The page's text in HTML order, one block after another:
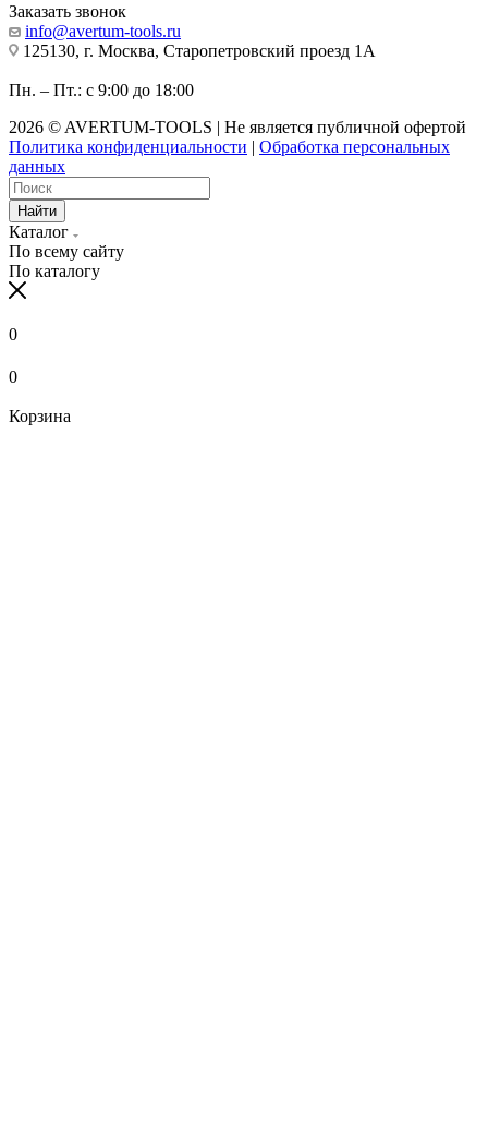
Заказать звонок
info@avertum-tools.ru
125130, г. Москва, Старопетровский проезд 1А
Пн. – Пт.: с 9:00 до 18:00
2026 © AVERTUM-TOOLS | Не является публичной офертой
Политика конфиденциальности | Обработка персональных
данных
Найти
Каталог
По всему сайту
По каталогу
0
0
Корзина